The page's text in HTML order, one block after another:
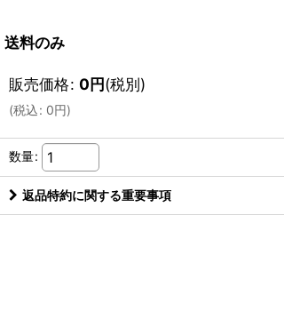
送料のみ
販売価格: 0円(税別)
(税込: 0円)
数量:
返品特約に関する重要事項